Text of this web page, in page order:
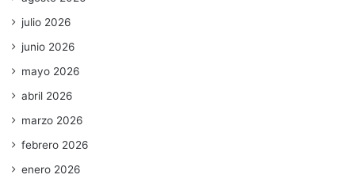
julio 2026
junio 2026
mayo 2026
abril 2026
marzo 2026
febrero 2026
enero 2026